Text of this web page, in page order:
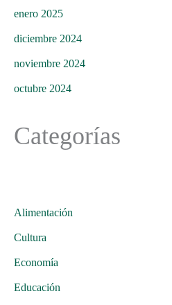
enero 2025
diciembre 2024
noviembre 2024
octubre 2024
Categorías
Alimentación
Cultura
Economía
Educación